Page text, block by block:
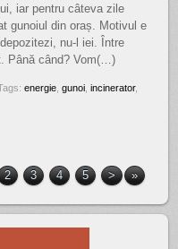
iar pentru câteva zile
gunoiul din oraș. Motivul e
nu-l iei. Între
Până când? Vom(…)
energie ,gunoi ,incinerator,
2 3 4 5 > »